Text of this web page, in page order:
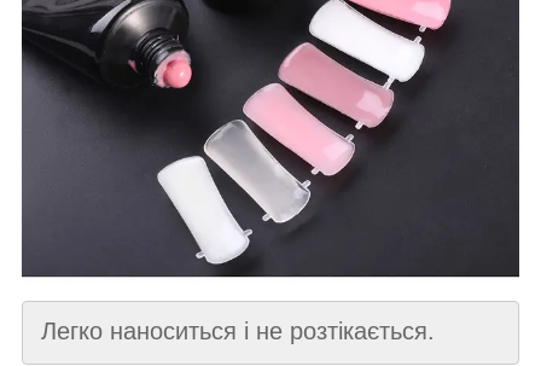
Легко наноситься і не розтікається.